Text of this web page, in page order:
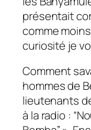
présentait
comme
curiosité je
Comment
hommes de
lieutenants
à la radio :